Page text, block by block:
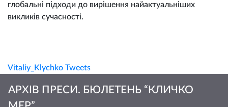
глобальні підходи до вирішення найактуальніших
викликів сучасності.
Vitaliy_Klychko Tweets
АРХІВ ПРЕСИ. БЮЛЕТЕНЬ “КЛИЧКО